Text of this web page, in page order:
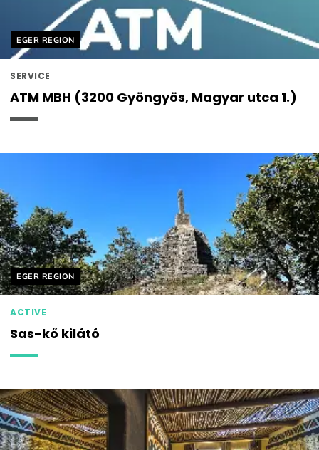
Helyszín címkék:
EGER REGION
SERVICE
ATM MBH (3200 Gyöngyös, Magyar utca 1.)
Helyszín címkék:
EGER REGION
ACTIVE
Sas-kő kilátó